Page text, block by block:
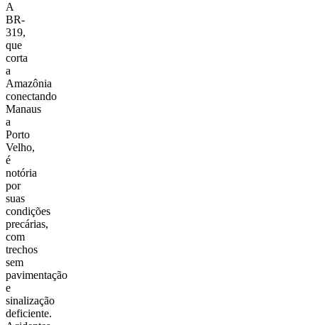
A
BR-
319,
que
corta
a
Amazônia
conectando
Manaus
a
Porto
Velho,
é
notória
por
suas
condições
precárias,
com
trechos
sem
pavimentação
e
sinalização
deficiente.